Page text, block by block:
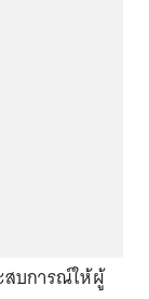
บการณ์ให้ผู้